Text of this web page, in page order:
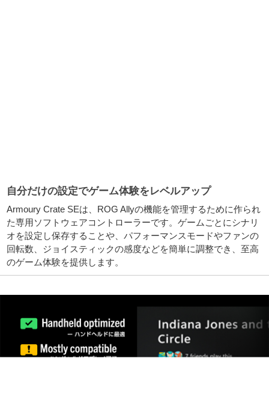
自分だけの設定でゲーム体験をレベルアップ
Armoury Crate SEは、ROG Allyの機能を管理するために作られ
た専用ソフトウェアコントローラーです。ゲームごとにシナリ
オを設定し保存することや、パフォーマンスモードやファンの
回転数、ジョイスティックの感度などを簡単に調整でき、至高
のゲーム体験を提供します。